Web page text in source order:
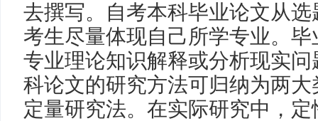
去撰写。自考本科毕业论文从
考生尽量体现自己所学专业。
专业理论知识解释或分析现实
科论文的研究方法可归纳为两
定量研究法。在实际研究中，